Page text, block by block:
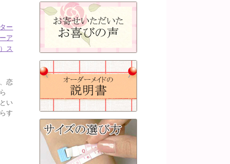
ー
ア
ス
恋
い
す